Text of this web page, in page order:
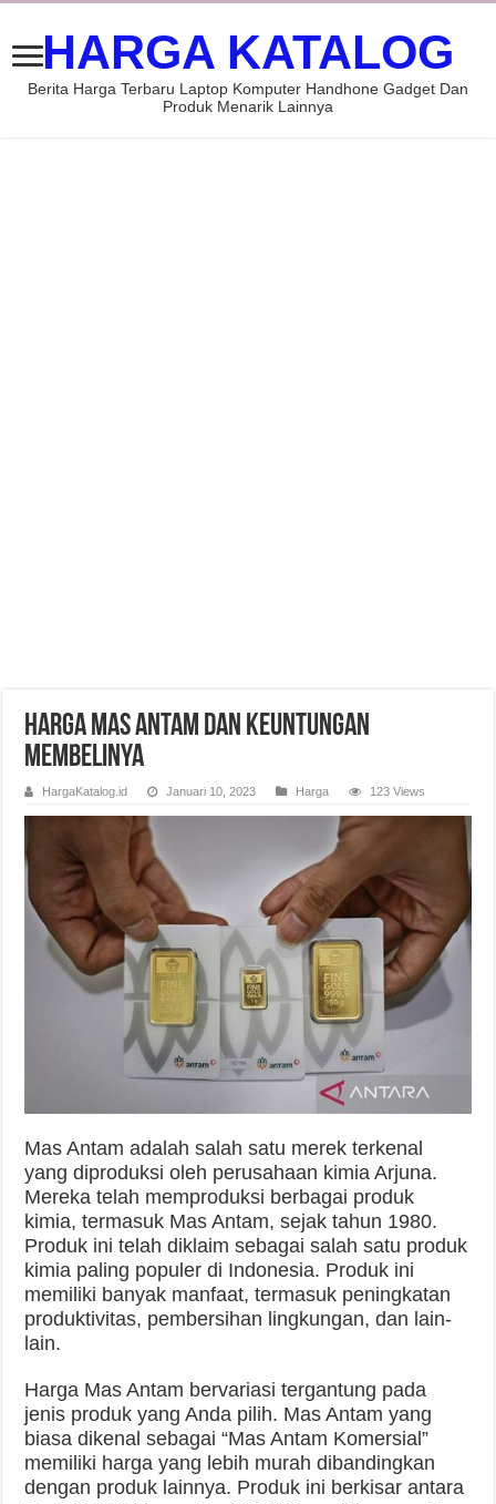
HARGA KATALOG
Berita Harga Terbaru Laptop Komputer Handhone Gadget Dan
Produk Menarik Lainnya
Harga Mas Antam dan Keuntungan
Membelinya
HargaKatalog.id Januari 10, 2023 Harga 123 Views
Mas Antam adalah salah satu merek terkenal
yang diproduksi oleh perusahaan kimia Arjuna.
Mereka telah memproduksi berbagai produk
kimia, termasuk Mas Antam, sejak tahun 1980.
Produk ini telah diklaim sebagai salah satu produk
kimia paling populer di Indonesia. Produk ini
memiliki banyak manfaat, termasuk peningkatan
produktivitas, pembersihan lingkungan, dan lain-
lain.
Harga Mas Antam bervariasi tergantung pada
jenis produk yang Anda pilih. Mas Antam yang
biasa dikenal sebagai “Mas Antam Komersial”
memiliki harga yang lebih murah dibandingkan
dengan produk lainnya. Produk ini berkisar antara